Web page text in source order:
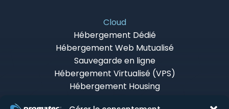
Cloud
Hébergement Dédié
Hébergement Web Mutualisé
Sauvegarde en ligne
Hébergement Virtualisé (VPS)
Hébergement Housing